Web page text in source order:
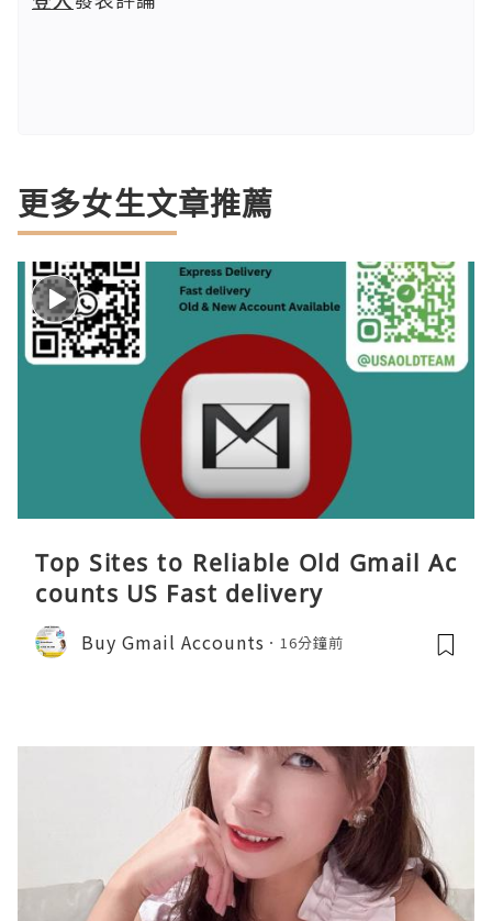
更多女生文章推薦
Top Sites to Reliable Old Gmail Ac
counts US Fast delivery
Buy Gmail Accounts 16分鐘前